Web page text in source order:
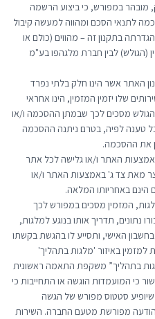
מובהר במפורש, כי ביצוע הרשמה
לתנאי הסכם ומהווה למעשה קיבול
בתקנון זה – מהווים (כולם או
(הגולש) לבין חברת מלגהפו בע"מ
האתר אשר הינו חלק בלתי נפרד
שלו יזמין המזמין, הינו אחראי
מסכים לכך שבמתן ההסכמה ו/או
טענה לפיה, בטרם ניתנה ההסכמה
את ההסכמה.
האתר ו/או גלישה לכל אתר
מאת צד ג' באמצעות האתר ו/או
הינם באחריותו המלאה.
המזמין מסכים במפורש לכך
נתונים, תדריך אותו בנוגע למלגות,
האישי, ותסייע לו בהגשת בקשתו
באיזור 'מלגות בתהליך'
בתהליך” משקפת התאמה ראשונית
כי המועמדות הוגשה או התחייבות כי
סטטוס מפורש של הגשה
מפורשת מטעם החברה. השירות